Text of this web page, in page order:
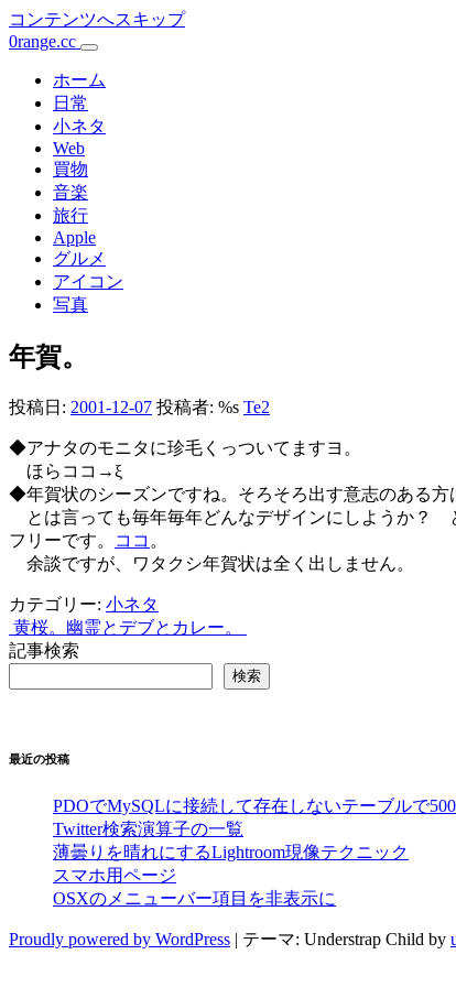
コンテンツへスキップ
メ
ン
0range.cc
ホーム
日常
小ネタ
Web
買物
音楽
旅行
Apple
グルメ
アイコン
写真
年賀。
投稿日: 2001-12-07 投稿者: %s Te2
◆アナタのモニタに珍毛くっついてますヨ。
ほらココ→ξ
◆年賀状のシーズンですね。そろそろ出す意志のある方
とは言っても毎年毎年どんなデザインにしようか？
フリーです。
ココ 。
余談ですが、ワタクシ年賀状は全く出しません。
カテゴリー: 小ネタ
投
稿
ゲ
黄桜。 幽霊とデブとカレー。
記事検索
検索
最近の投稿
PDOでMySQLに接続して存在しないテーブルで
Twitter検索演算子の一覧
薄曇りを晴れにするLightroom現像テクニック
スマホ用ページ
OSXのメニューバー項目を非表示に
Proudly powered by WordPress | テーマ: Understrap Child by